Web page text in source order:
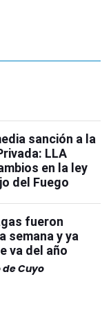
sanción a la
LLA
en la ley
del Fuego
fueron
semana y ya
va del año
de Cuyo